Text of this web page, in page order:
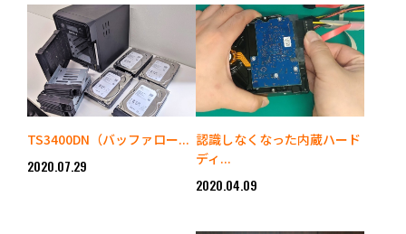
TS3400DN（バッファロー...
2020.07.29
認識しなくなった内蔵ハード
ディ...
2020.04.09